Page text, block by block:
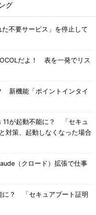
グ
た不要サービス」を停止して
だよ！ 表を一発でリス
新機能「ポイントインタイ
11が起動不能に？ 「セキュ
対策、起動しなくなった場合
（クロード）拡張で仕事
に？ 「セキュアブート証明